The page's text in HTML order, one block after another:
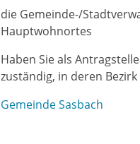
die Gemeinde-/
Hauptwohnortes
Haben Sie als
zuständig, in deren
Gemeinde Sasbach